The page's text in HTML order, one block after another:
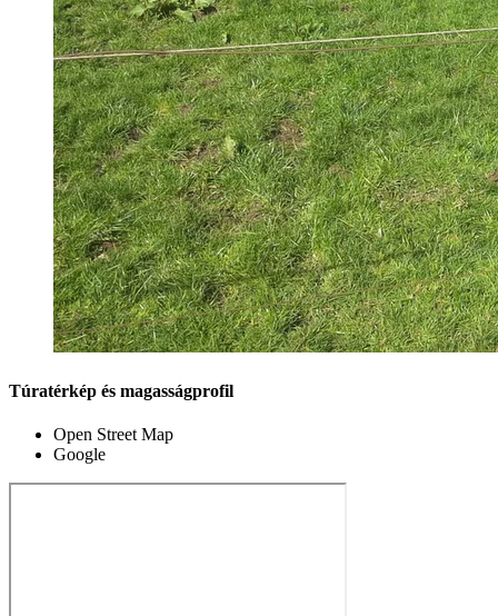
Túratérkép és magasságprofil
Open Street Map
Google